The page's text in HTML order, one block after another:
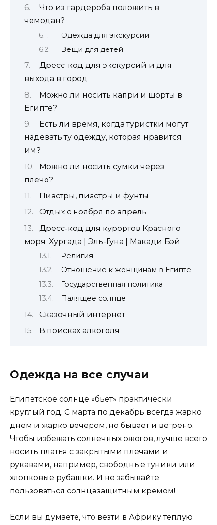
Что из гардероба положить в
чемодан?
Одежда для экскурсий
Вещи для детей
Дресс-код для экскурсий и для
выхода в город
Можно ли носить капри и шорты в
Египте?
Есть ли время, когда туристки могут
надевать ту одежду, которая нравится
им?
Можно ли носить сумки через
плечо?
Пиастры, пиастры и фунты
Отдых с ноября по апрель
Дресс-код для курортов Красного
моря: Хургада | Эль-Гуна | Макади Бэй
Религия
Отношение к женщинам в Египте
Государственная политика
Палящее солнце
Сказочный интернет
В поисках алкоголя
Одежда на все случаи
Египетское солнце «бьет» практически
круглый год. С марта по декабрь всегда жарко
днем ​​и жарко вечером, но бывает и ветрено.
Чтобы избежать солнечных ожогов, лучше всего
носить платья с закрытыми плечами и
рукавами, например, свободные туники или
хлопковые рубашки. И не забывайте
пользоваться солнцезащитным кремом!
Если вы думаете, что везти в Африку теплую